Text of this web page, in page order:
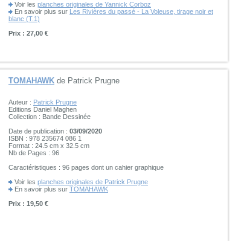
Voir les planches originales de Yannick Corboz
En savoir plus sur Les Rivières du passé - La Voleuse, tirage noir et
blanc (T.1)
Prix : 27,00 €
TOMAHAWK de Patrick Prugne
Auteur : Patrick Prugne
Editions Daniel Maghen
Collection : Bande Dessinée
Date de publication : 03/09/2020
ISBN : 978 235674 086 1
Format : 24.5 cm x 32.5 cm
Nb de Pages : 96
Caractéristiques : 96 pages dont un cahier graphique
Voir les planches originales de Patrick Prugne
En savoir plus sur TOMAHAWK
Prix : 19,50 €